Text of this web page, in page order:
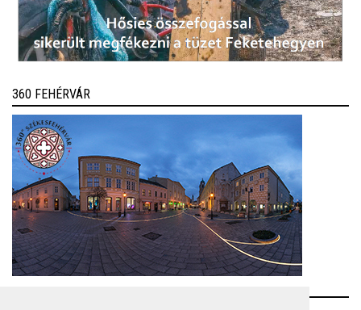
360 FEHÉRVÁR